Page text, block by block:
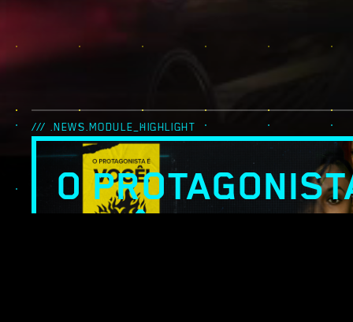
/// .NEWS.MODULE_HIGHLIGHT
O